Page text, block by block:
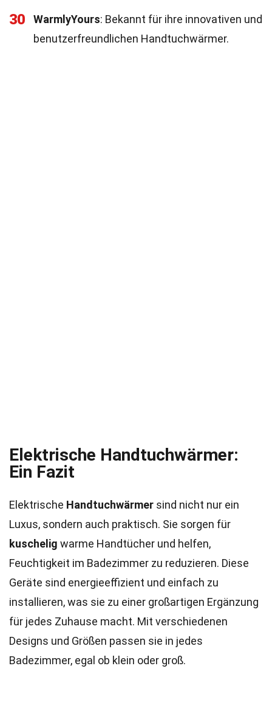
30 WarmlyYours: Bekannt für ihre innovativen und
benutzerfreundlichen Handtuchwärmer.
Elektrische Handtuchwärmer:
Ein Fazit
Elektrische Handtuchwärmer sind nicht nur ein
Luxus, sondern auch praktisch. Sie sorgen für
kuschelig warme Handtücher und helfen,
Feuchtigkeit im Badezimmer zu reduzieren. Diese
Geräte sind energieeffizient und einfach zu
installieren, was sie zu einer großartigen Ergänzung
für jedes Zuhause macht. Mit verschiedenen
Designs und Größen passen sie in jedes
Badezimmer, egal ob klein oder groß.